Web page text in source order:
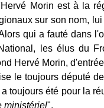
Morin est à la
sur son nom,
qui a fauté dans
les élus du
Hervé Morin,
le toujours député
toujours été pour la
ministériel".